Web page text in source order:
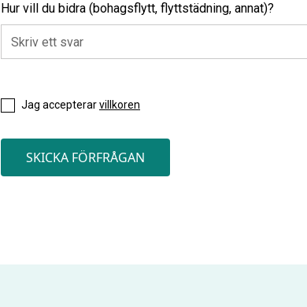
Hur vill du bidra (bohagsflytt, flyttstädning, annat)?
Jag accepterarvillkoren